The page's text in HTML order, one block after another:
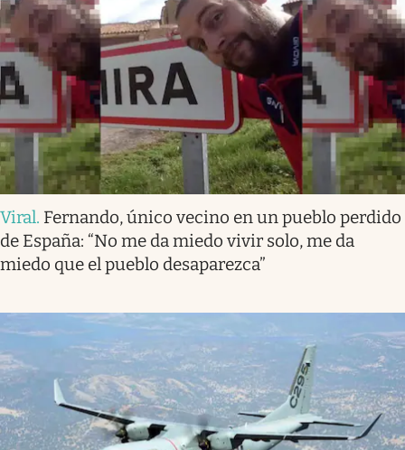
Viral. Fernando, único vecino en un pueblo perdido
de España: “No me da miedo vivir solo, me da
miedo que el pueblo desaparezca”